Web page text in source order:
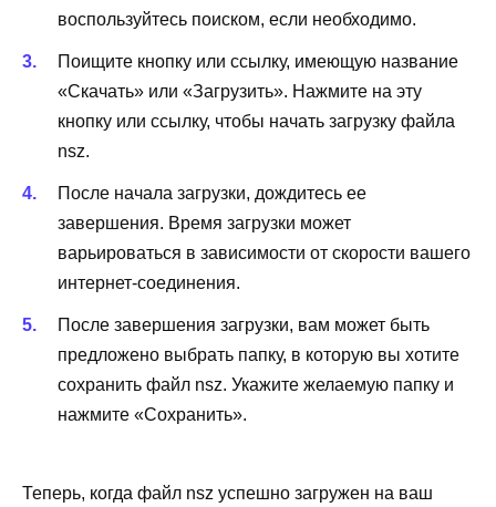
воспользуйтесь поиском, если необходимо.
Поищите кнопку или ссылку, имеющую название
«Скачать» или «Загрузить». Нажмите на эту
кнопку или ссылку, чтобы начать загрузку файла
nsz.
После начала загрузки, дождитесь ее
завершения. Время загрузки может
варьироваться в зависимости от скорости вашего
интернет-соединения.
После завершения загрузки, вам может быть
предложено выбрать папку, в которую вы хотите
сохранить файл nsz. Укажите желаемую папку и
нажмите «Сохранить».
Теперь, когда файл nsz успешно загружен на ваш